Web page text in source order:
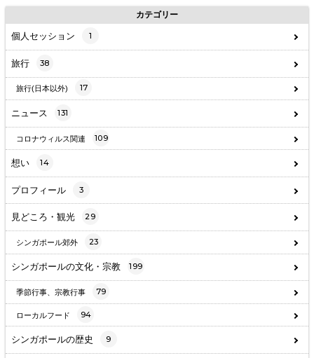
カテゴリー
個人セッション 1
旅行 38
旅行(日本以外) 17
ニュース 131
コロナウィルス関連 109
想い 14
プロフィール 3
見どころ・観光 29
シンガポール郊外 23
シンガポールの文化・宗教 199
季節行事、宗教行事 79
ローカルフード 94
シンガポールの歴史 9